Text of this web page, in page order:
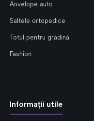
Anvelope auto
Saltele ortopedice
Totul pentru grădină
Fashion
Informații utile